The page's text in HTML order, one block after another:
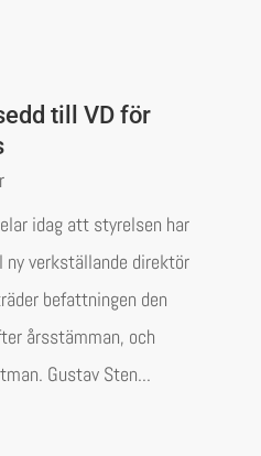
till VD för
idag att styrelsen har
verkställande direktör
befattningen den
årsstämman, och
Gustav Sten...